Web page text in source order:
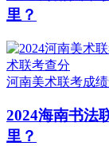
里？
河南美术联考成
2024海南书法
里？